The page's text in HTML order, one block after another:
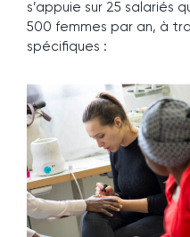
s’appuie sur 25 salariés
500 femmes par an, à
spécifiques :